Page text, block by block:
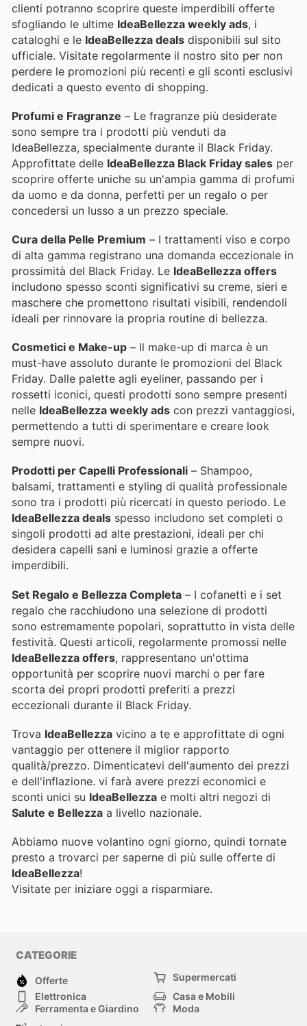
clienti potranno scoprire queste imperdibili offerte
sfogliando le ultime IdeaBellezza weekly ads, i
cataloghi e le IdeaBellezza deals disponibili sul sito
ufficiale. Visitate regolarmente il nostro sito per non
perdere le promozioni più recenti e gli sconti esclusivi
dedicati a questo evento di shopping.
Profumi e Fragranze – Le fragranze più desiderate
sono sempre tra i prodotti più venduti da
IdeaBellezza, specialmente durante il Black Friday.
Approfittate delle IdeaBellezza Black Friday sales per
scoprire offerte uniche su un'ampia gamma di profumi
da uomo e da donna, perfetti per un regalo o per
concedersi un lusso a un prezzo speciale.
Cura della Pelle Premium – I trattamenti viso e corpo
di alta gamma registrano una domanda eccezionale in
prossimità del Black Friday. Le IdeaBellezza offers
includono spesso sconti significativi su creme, sieri e
maschere che promettono risultati visibili, rendendoli
ideali per rinnovare la propria routine di bellezza.
Cosmetici e Make-up – Il make-up di marca è un
must-have assoluto durante le promozioni del Black
Friday. Dalle palette agli eyeliner, passando per i
rossetti iconici, questi prodotti sono sempre presenti
nelle IdeaBellezza weekly ads con prezzi vantaggiosi,
permettendo a tutti di sperimentare e creare look
sempre nuovi.
Prodotti per Capelli Professionali – Shampoo,
balsami, trattamenti e styling di qualità professionale
sono tra i prodotti più ricercati in questo periodo. Le
IdeaBellezza deals spesso includono set completi o
singoli prodotti ad alte prestazioni, ideali per chi
desidera capelli sani e luminosi grazie a offerte
imperdibili.
Set Regalo e Bellezza Completa – I cofanetti e i set
regalo che racchiudono una selezione di prodotti
sono estremamente popolari, soprattutto in vista delle
festività. Questi articoli, regolarmente promossi nelle
IdeaBellezza offers, rappresentano un'ottima
opportunità per scoprire nuovi marchi o per fare
scorta dei propri prodotti preferiti a prezzi
eccezionali durante il Black Friday.
Trova IdeaBellezza vicino a te e approfittate di ogni
vantaggio per ottenere il miglior rapporto
qualità/prezzo. Dimenticatevi dell'aumento dei prezzi
e dell'inflazione. vi farà avere prezzi economici e
sconti unici su IdeaBellezza e molti altri negozi di
Salute e Bellezza a livello nazionale.
Abbiamo nuove volantino ogni giorno, quindi tornate
presto a trovarci per saperne di più sulle offerte di
IdeaBellezza!
Visitate per iniziare oggi a risparmiare.
CATEGORIE
Offerte
Supermercati
Elettronica
Casa e Mobili
Ferramenta e Giardino
Moda